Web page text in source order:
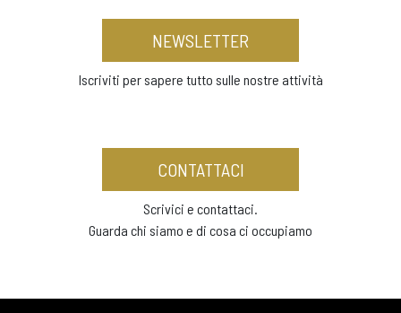
NEWSLETTER
Iscriviti per sapere tutto sulle nostre attività
CONTATTACI
Scrivici e contattaci.
Guarda chi siamo e di cosa ci occupiamo